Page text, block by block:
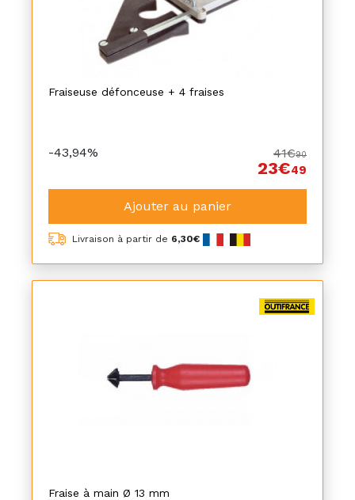
Fraiseuse défonceuse + 4 fraises
-43,94% 41€90
23€49
Ajouter au panier
Livraison à partir de 6,30€
Fraise à main Ø 13 mm